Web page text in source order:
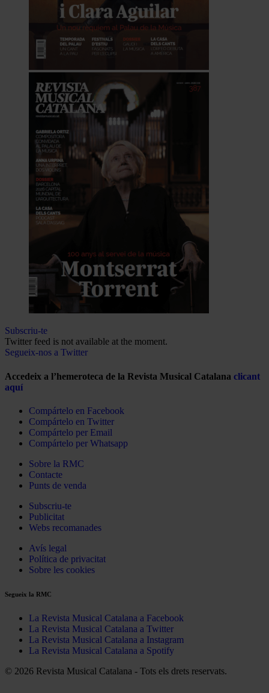
Subscriu-te
Twitter feed is not available at the moment.
Segueix-nos a Twitter
Accedeix a l’hemeroteca de la Revista Musical Catalana clicant
aquí
Compártelo en Facebook
Compártelo en Twitter
Compártelo per Email
Compártelo per Whatsapp
Sobre la RMC
Contacte
Punts de venda
Subscriu-te
Publicitat
Webs recomanades
Avís legal
Política de privacitat
Sobre les cookies
Segueix la RMC
La Revista Musical Catalana a Facebook
La Revista Musical Catalana a Twitter
La Revista Musical Catalana a Instagram
La Revista Musical Catalana a Spotify
© 2026 Revista Musical Catalana - Tots els drets reservats.